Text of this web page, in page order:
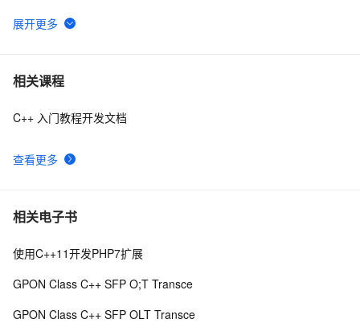
6
C++之MFC制作简单计算器（VS2019实现），附带完整
7 【C/C++】用格雷戈里公式求π
8 设计模式C++学习笔记之十六（Observer观察者模式）
9 Qt C++ 扫码枪使用数据处理
10
C++26的改进
相关课程
查看更多
C++ 入门教程开发文档
相关电子书
使用C++11开发PHP7扩展
GPON Class C++ SFP O;T Transce
GPON Class C++ SFP OLT Transce